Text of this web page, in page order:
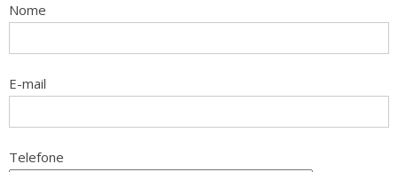
Nome
E-mail
Telefone